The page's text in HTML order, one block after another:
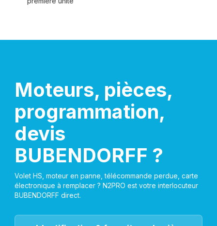
Moteurs, pièces,
programmation,
devis
BUBENDORFF ?
Volet HS, moteur en panne, télécommande perdue, carte
électronique à remplacer ? N2PRO est votre interlocuteur
BUBENDORFF direct.